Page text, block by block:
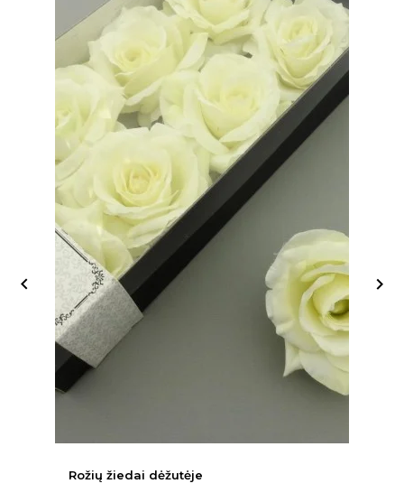
Rožių žiedai dėžutėje
 